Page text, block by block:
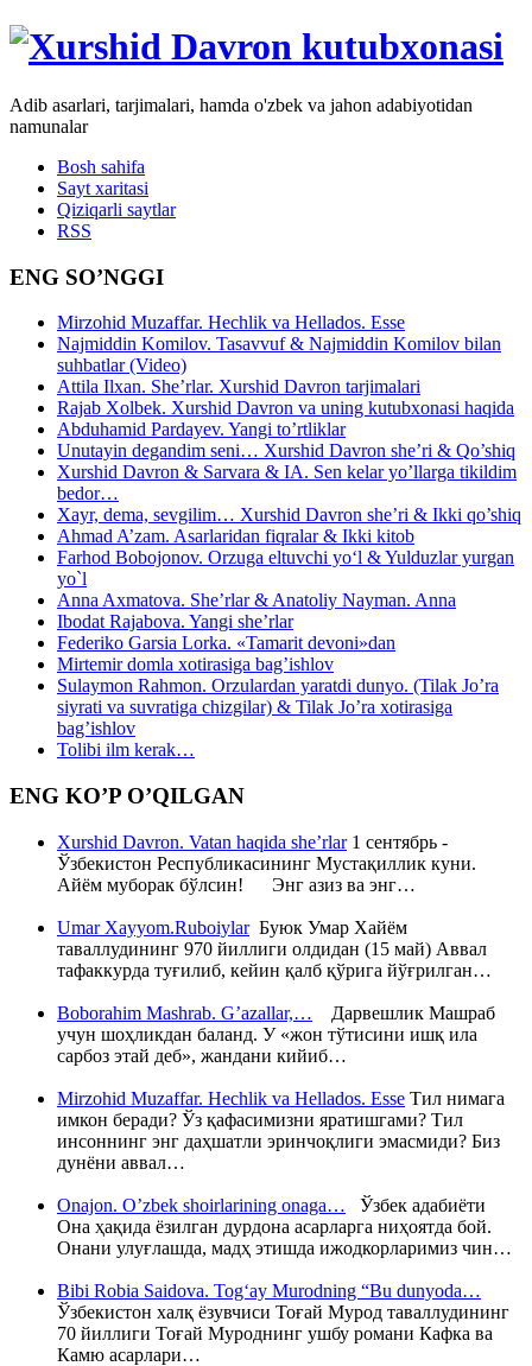
Adib asarlari, tarjimalari, hamda o'zbek va jahon adabiyotidan
namunalar
Bosh sahifa
Sayt xaritasi
Qiziqarli saytlar
RSS
ENG SO’NGGI
Mirzohid Muzaffar. Hechlik va Hellados. Esse
Najmiddin Komilov. Tasavvuf & Najmiddin Komilov bilan
suhbatlar (Video)
Attila Ilxan. She’rlar. Xurshid Davron tarjimalari
Rajab Xolbek. Xurshid Davron va uning kutubxonasi haqida
Abduhamid Pardayev. Yangi to’rtliklar
Unutayin degandim seni… Xurshid Davron she’ri & Qo’shiq
Xurshid Davron & Sarvara & IA. Sen kelar yo’llarga tikildim
bedor…
Xayr, dema, sevgilim… Xurshid Davron she’ri & Ikki qo’shiq
Ahmad A’zam. Asarlaridan fiqralar & Ikki kitob
Farhod Bobojonov. Orzuga eltuvchi yo‘l & Yulduzlar yurgan
yo`l
Anna Axmatova. She’rlar & Anatoliy Nayman. Anna
Ibodat Rajabova. Yangi she’rlar
Federiko Garsia Lorka. «Tamarit devoni»dan
Mirtemir domla xotirasiga bag’ishlov
Sulaymon Rahmon. Orzulardan yaratdi dunyo. (Tilak Jo’ra
siyrati va suvratiga chizgilar) & Tilak Jo’ra xotirasiga
bag’ishlov
Tolibi ilm kerak…
ENG KO’P O’QILGAN
Xurshid Davron. Vatan haqida she’rlar1 сентябрь -
Ўзбекистон Республикасининг Мустақиллик куни.
Айём муборак бўлсин! Энг азиз ва энг…
Umar Xayyom.RuboiylarБуюк Умар Хайём
таваллудининг 970 йиллиги олдидан (15 май) Аввал
тафаккурда туғилиб, кейин қалб қўрига йўғрилган…
Boborahim Mashrab. G’azallar,… Дарвешлик Машраб
учун шоҳликдан баланд. У «жон тўтисини ишқ ила
сарбоз этай деб», жандани кийиб…
Mirzohid Muzaffar. Hechlik va Hellados. Esse Тил нимага
имкон беради? Ўз қафасимизни яратишгами? Тил
инсоннинг энг даҳшатли эринчоқлиги эмасмиди? Биз
дунёни аввал…
Onajon. O’zbek shoirlarining onaga… Ўзбек адабиёти
Она ҳақида ёзилган дурдона асарларга ниҳоятда бой.
Онани улуғлашда, мадҳ этишда ижодкорларимиз чин…
Bibi Robia Saidova. Tog‘ay Murodning “Bu dunyoda…
Ўзбекистон халқ ёзувчиси Тоғай Мурод таваллудининг
70 йиллиги Тоғай Муроднинг ушбу романи Кафка ва
Камю асарлари…